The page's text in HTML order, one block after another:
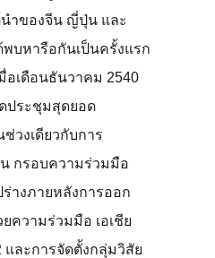
ำของจีน ญี่ปุ่น และ
บหารือกันเป็นครั้งแรก
อเดือนธันวาคม 2540
ประชุมสุดยอด
วงเดียวกับการ
กรอบความร่วมมือ
ร่างภายหลังการออก
ความร่วมมือ เอเชีย
และการจัดตั้งกลุ่มวิสัย